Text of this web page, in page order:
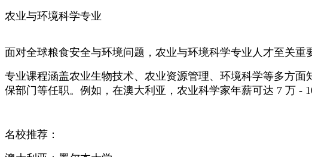
农业与环境科学专业
面对全球粮食安全与环境问题，农业与环境科学专业人才至关
专业课程涵盖农业生物技术、农业资源管理、环境科学等多方
保部门等任职。例如，在澳大利亚，农业科学家年薪可达 7 万 -
名校推荐：